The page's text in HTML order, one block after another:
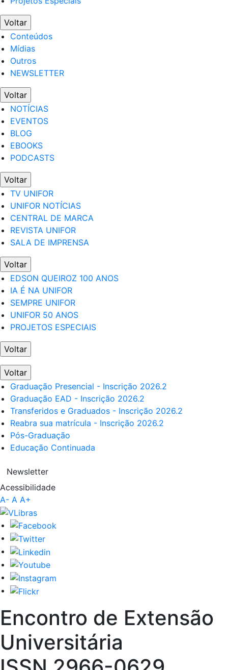
Voltar
Conteúdos
Mídias
Outros
NEWSLETTER
Voltar
NOTÍCIAS
EVENTOS
BLOG
EBOOKS
PODCASTS
Voltar
TV UNIFOR
UNIFOR NOTÍCIAS
CENTRAL DE MARCA
REVISTA UNIFOR
SALA DE IMPRENSA
Voltar
EDSON QUEIROZ 100 ANOS
IA É NA UNIFOR
SEMPRE UNIFOR
UNIFOR 50 ANOS
PROJETOS ESPECIAIS
Voltar
Voltar
Graduação Presencial - Inscrição 2026.2
Graduação EAD - Inscrição 2026.2
Transferidos e Graduados - Inscrição 2026.2
Reabra sua matrícula - Inscrição 2026.2
Pós-Graduação
Educação Continuada
Newsletter
Acessibilidade
A- A A+
Encontro de Extensão
Universitária